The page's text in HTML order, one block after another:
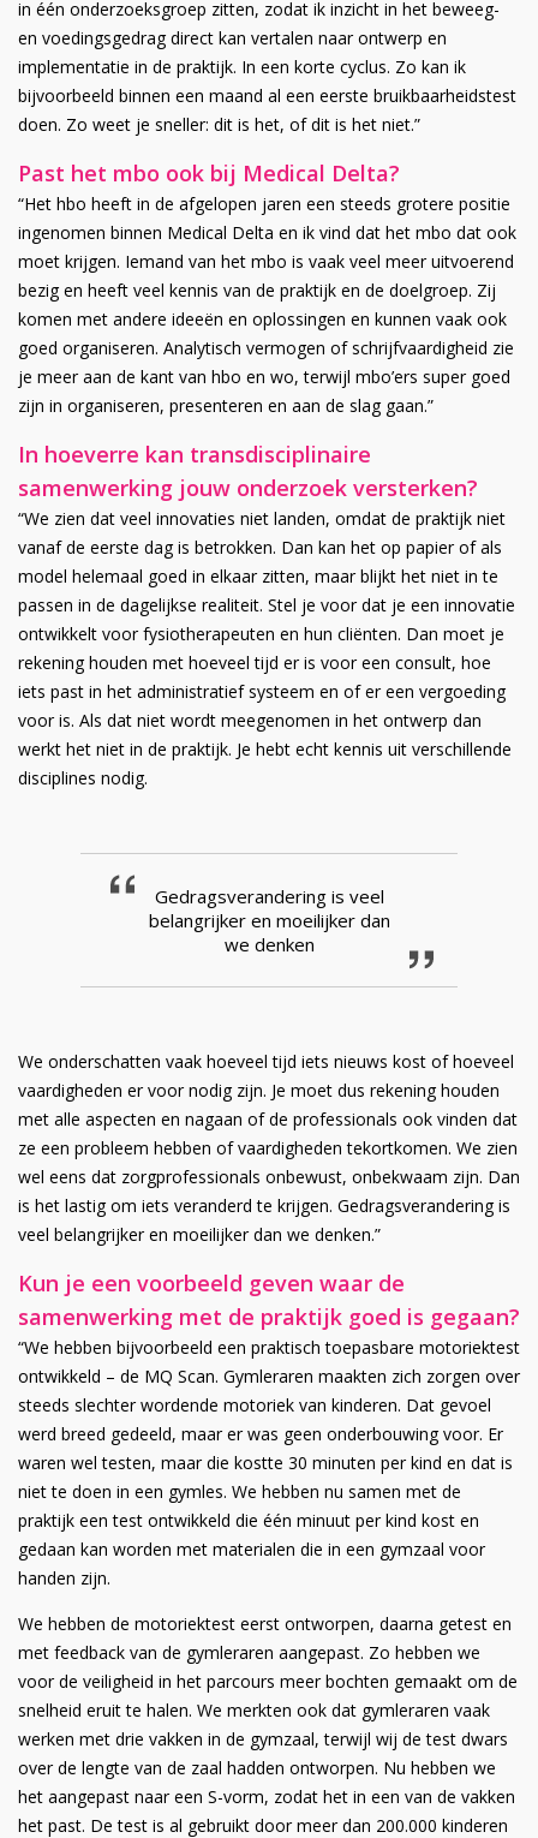
in één onderzoeksgroep zitten, zodat ik inzicht in het beweeg-
en voedingsgedrag direct kan vertalen naar ontwerp en
implementatie in de praktijk. In een korte cyclus. Zo kan ik
bijvoorbeeld binnen een maand al een eerste bruikbaarheidstest
doen. Zo weet je sneller: dit is het, of dit is het niet.”
Past het mbo ook bij Medical Delta?
“Het hbo heeft in de afgelopen jaren een steeds grotere positie
ingenomen binnen Medical Delta en ik vind dat het mbo dat ook
moet krijgen. Iemand van het mbo is vaak veel meer uitvoerend
bezig en heeft veel kennis van de praktijk en de doelgroep. Zij
komen met andere ideeën en oplossingen en kunnen vaak ook
goed organiseren. Analytisch vermogen of schrijfvaardigheid zie
je meer aan de kant van hbo en wo, terwijl mbo’ers super goed
zijn in organiseren, presenteren en aan de slag gaan.”
In hoeverre kan transdisciplinaire
samenwerking jouw onderzoek versterken?
“We zien dat veel innovaties niet landen, omdat de praktijk niet
vanaf de eerste dag is betrokken. Dan kan het op papier of als
model helemaal goed in elkaar zitten, maar blijkt het niet in te
passen in de dagelijkse realiteit. Stel je voor dat je een innovatie
ontwikkelt voor fysiotherapeuten en hun cliënten. Dan moet je
rekening houden met hoeveel tijd er is voor een consult, hoe
iets past in het administratief systeem en of er een vergoeding
voor is. Als dat niet wordt meegenomen in het ontwerp dan
werkt het niet in de praktijk. Je hebt echt kennis uit verschillende
disciplines nodig.
Gedragsverandering is veel
belangrijker en moeilijker dan
we denken
We onderschatten vaak hoeveel tijd iets nieuws kost of hoeveel
vaardigheden er voor nodig zijn. Je moet dus rekening houden
met alle aspecten en nagaan of de professionals ook vinden dat
ze een probleem hebben of vaardigheden tekortkomen. We zien
wel eens dat zorgprofessionals onbewust, onbekwaam zijn. Dan
is het lastig om iets veranderd te krijgen. Gedragsverandering is
veel belangrijker en moeilijker dan we denken.”
Kun je een voorbeeld geven waar de
samenwerking met de praktijk goed is gegaan?
“We hebben bijvoorbeeld een praktisch toepasbare motoriektest
ontwikkeld – de MQ Scan. Gymleraren maakten zich zorgen over
steeds slechter wordende motoriek van kinderen. Dat gevoel
werd breed gedeeld, maar er was geen onderbouwing voor. Er
waren wel testen, maar die kostte 30 minuten per kind en dat is
niet te doen in een gymles. We hebben nu samen met de
praktijk een test ontwikkeld die één minuut per kind kost en
gedaan kan worden met materialen die in een gymzaal voor
handen zijn.
We hebben de motoriektest eerst ontworpen, daarna getest en
met feedback van de gymleraren aangepast. Zo hebben we
voor de veiligheid in het parcours meer bochten gemaakt om de
snelheid eruit te halen. We merkten ook dat gymleraren vaak
werken met drie vakken in de gymzaal, terwijl wij de test dwars
over de lengte van de zaal hadden ontworpen. Nu hebben we
het aangepast naar een S-vorm, zodat het in een van de vakken
het past. De test is al gebruikt door meer dan 200.000 kinderen